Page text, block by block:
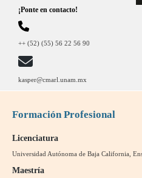
¡Ponte en contacto!
++ (52) (55) 56 22 56 90
kasper@cmarl.unam.mx
Formación Profesional
Licenciatura
Universidad Autónoma de Baja California,
Maestría